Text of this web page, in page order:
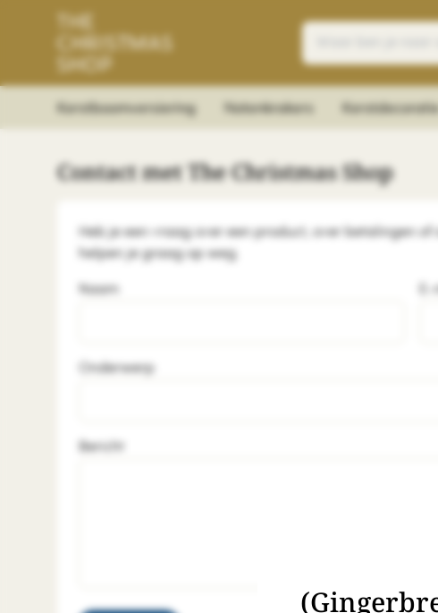
Kerstboomversiering Notenkrakers Kerstdecoratie
Contact met The Christmas Shop
Heb je een vraag over een product, over betalingen
helpen je graag op weg.
Naam
Onderwerp
Bericht